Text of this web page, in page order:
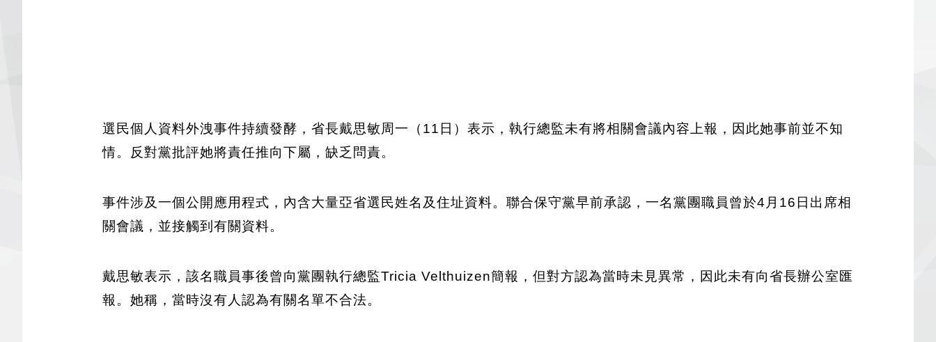
選民個人資料外洩事件持續發酵，省長戴思敏周一（11日）表示，執行總監未有將相關會議內容上報，因此她事前並不知
情。反對黨批評她將責任推向下屬，缺乏問責。
事件涉及一個公開應用程式，內含大量亞省選民姓名及住址資料。聯合保守黨早前承認，一名黨團職員曾於4月16日出席相
關會議，並接觸到有關資料。
戴思敏表示，該名職員事後曾向黨團執行總監Tricia Velthuizen簡報，但對方認為當時未見異常，因此未有向省長辦公室匯
報。她稱，當時沒有人認為有關名單不合法。